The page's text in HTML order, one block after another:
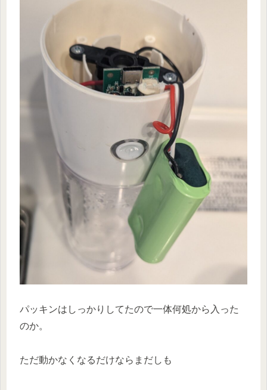
パッキンはしっかりしてたので一体何処から入った
のか。
ただ動かなくなるだけならまだしも